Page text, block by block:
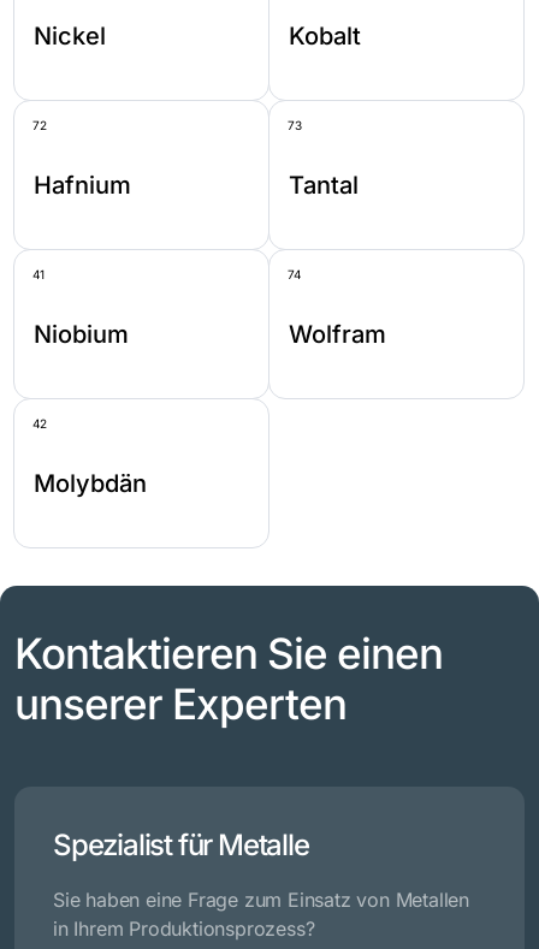
Nickel Kobalt
72
Hafnium
73
Tantal
41
Niobium
74
Wolfram
42
Molybdän
Kontaktieren Sie einen
unserer Experten
Spezialist für Metalle
Sie haben eine Frage zum Einsatz von Metallen
in Ihrem Produktionsprozess?